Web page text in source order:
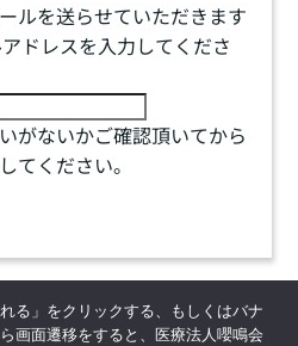
ルを送らせていただきます
ドレスを入力してくださ
がないかご確認頂いてから
てください。
る」をクリックする、もしくはバナ
画面遷移をすると、医療法人嚶鳴会